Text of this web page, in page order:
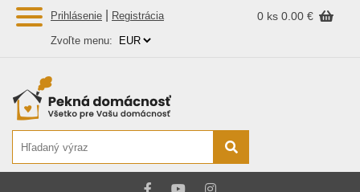
Prihlásenie Registrácia 0 ks 0.00 €
Zvoľte menu: